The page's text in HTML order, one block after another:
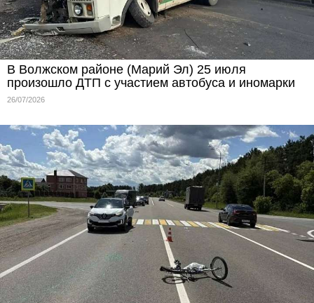
В Волжском районе (Марий Эл) 25 июля
произошло ДТП с участием автобуса и иномарки
26/07/2026